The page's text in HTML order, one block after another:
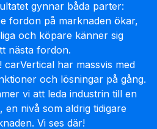
gynnar båda parter:
fordon på marknaden ökar,
och köpare känner sig
nästa fordon.
har massvis med
och lösningar på gång.
vi att leda industrin till en
nivå som aldrig tidigare
Vi ses där!